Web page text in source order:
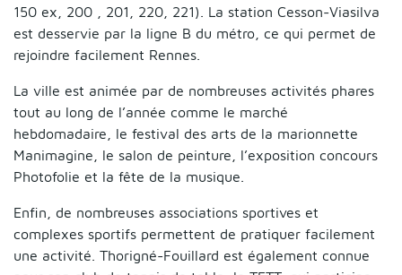
150 ex, 200 , 201, 220, 221). La station Cesson-Viasilva
est desservie par la ligne B du métro, ce qui permet de
rejoindre facilement Rennes.
La ville est animée par de nombreuses activités phares
tout au long de l’année comme le marché
hebdomadaire, le festival des arts de la marionnette
Manimagine, le salon de peinture, l’exposition concours
Photofolie et la fête de la musique.
Enfin, de nombreuses associations sportives et
complexes sportifs permettent de pratiquer facilement
une activité. Thorigné-Fouillard est également connue